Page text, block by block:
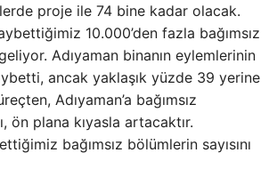
proje ile 74 bine kadar olacak.
10.000’den fazla bağımsız
Adıyaman binanın eylemlerinin
ancak yaklaşık yüzde 39 yerine
Adıyaman’a bağımsız
ön plana kıyasla artacaktır.
bağımsız bölümlerin sayısını